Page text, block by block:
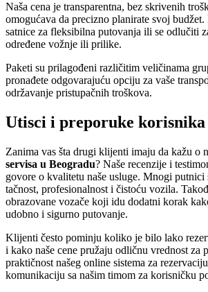
Naša cena je transparentna, bez skrivenih
omogućava da precizno planirate svoj budžet.
satnice za fleksibilna putovanja ili se odlučiti
određene vožnje ili prilike.
Paketi su prilagođeni različitim veličinama
pronađete odgovarajuću opciju za vaše
održavanje pristupačnih troškova.
Utisci i preporuke korisnika
Zanima vas šta drugi klijenti imaju da kažu o
servisa u Beogradu? Naše recenzije i
govore o kvalitetu naše usluge. Mnogi putnici
tačnost, profesionalnost i čistoću vozila.
obrazovane vozače koji idu dodatni korak
udobno i sigurno putovanje.
Klijenti često pominju koliko je bilo lako
i kako naše cene pružaju odličnu vrednost za
praktičnost našeg online sistema za
komunikaciju sa našim timom za korisničku